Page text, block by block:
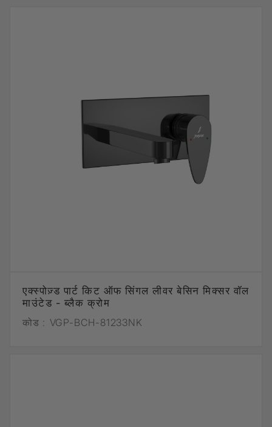
एक्स्पोज़्ड पार्ट किट ऑफ सिंगल लीवर बेसिन मिक्सर वॉल
माउंटेड - ब्लैक क्रोम
कोड : VGP-BCH-81233NK